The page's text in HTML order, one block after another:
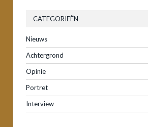
CATEGORIEËN
Nieuws
Achtergrond
Opinie
Portret
Interview